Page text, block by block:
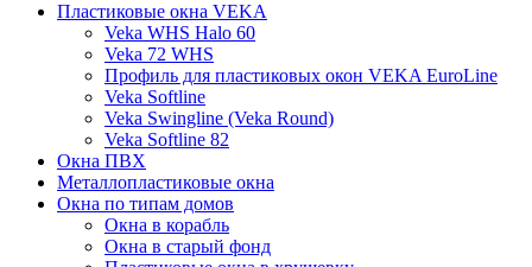
Пластиковые окна VEKA
Veka WHS Halo 60
Veka 72 WHS
Профиль для пластиковых окон VEKA EuroLine
Veka Softline
Veka Swingline (Veka Round)
Veka Softline 82
Окна ПВХ
Металлопластиковые окна
Окна по типам домов
Окна в корабль
Окна в старый фонд